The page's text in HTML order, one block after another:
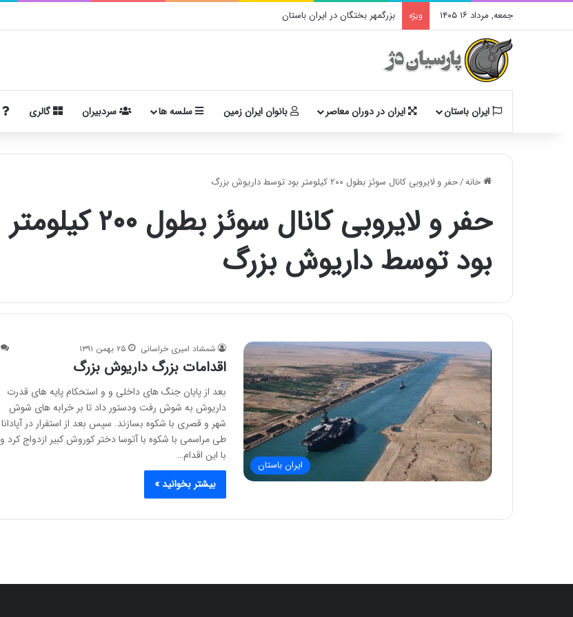
جمعه, مرداد ۱۶ ۱۴۰۵ ویژه بزرگمهر بختگان در ایران باستان
ایران باستان ایران در دوران معاصر بانوان ایران زمین سلسه ها سردبیران گالری
خانه/حفر و لایروبی کانال سوئز بطول ۲۰۰ کیلومتر بود توسط داریوش بزرگ
حفر و لایروبی کانال سوئز بطول ۲۰۰ کیلومتر
بود توسط داریوش بزرگ
ایران باستان
شمشاد امیری خراسانی ۲۵ بهمن ۱۳۹۱
اقدامات بزرگ داریوش بزرگ
بعد از پایان جنگ های داخلی و و استحکام پایه های قدرت
داریوش به شوش رفت ودستور داد تا بر خرابه های شوش
شهر و قصری با شکوه بسازند. سپس بعد از استفرار در آپادانا
طی مراسمی با شکوه با آتوسا دختر کوروش کبیر ازدواج کرد و
با این اقدام…
بیشتر بخوانید »